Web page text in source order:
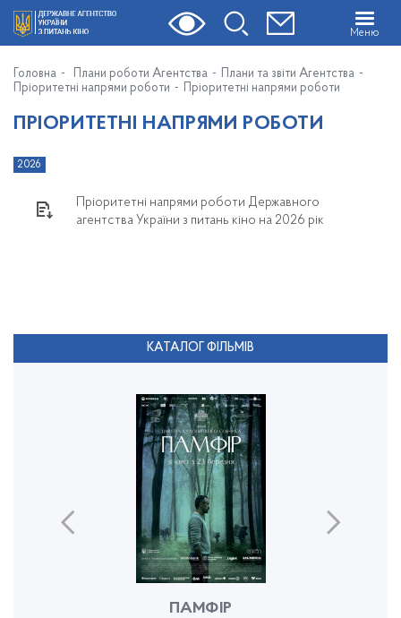
Меню
Головна Плани роботи Агентства
Плани та звіти Агентства
Пріоритетні напрями роботи
Пріоритетні напрями роботи
ПРІОРИТЕТНІ НАПРЯМИ РОБОТИ
2026
Пріоритетні напрями роботи Державного
агентства України з питань кіно на 2026 рік
КАТАЛОГ ФІЛЬМІВ
ПАМФІР